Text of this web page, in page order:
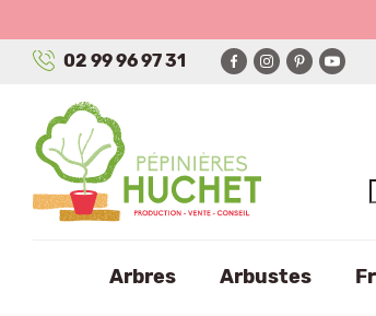
02 99 96 97 31
Arbres Arbustes